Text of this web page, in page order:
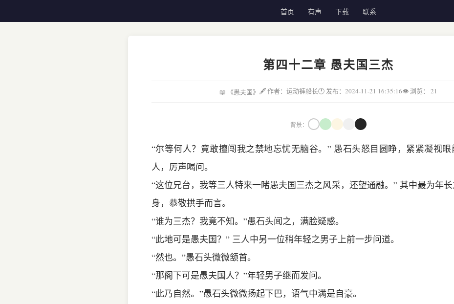
首页 有声 下载 联系
第四十二章 愚夫国三杰
📖 《愚夫国》 🖋 作者：运动裤船长🕐 发布：2024-11-21 16:35:16👁 浏览： 21
背景：
“尔等何人？竟敢擅闯我之禁地忘忧无脑谷。” 愚石头怒目圆睁，紧紧凝视
人，厉声喝问。
“这位兄台，我等三人特来一睹愚夫国三杰之风采，还望通融。” 其中最为年
身，恭敬拱手而言。
“谁为三杰？我竟不知。”愚石头闻之，满脸疑惑。
“此地可是愚夫国？” 三人中另一位稍年轻之男子上前一步问道。
“然也。”愚石头微微颔首。
“那阁下可是愚夫国人？”年轻男子继而发问。
“此乃自然。”愚石头微微扬起下巴，语气中满是自豪。